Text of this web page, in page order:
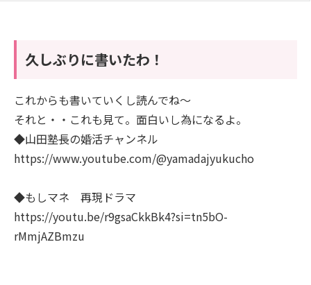
久しぶりに書いたわ！
これからも書いていくし読んでね～
それと・・これも見て。面白いし為になるよ。
◆山田塾長の婚活チャンネル
https://www.youtube.com/@yamadajyukucho
◆もしマネ 再現ドラマ
https://youtu.be/r9gsaCkkBk4?si=tn5bO-
rMmjAZBmzu